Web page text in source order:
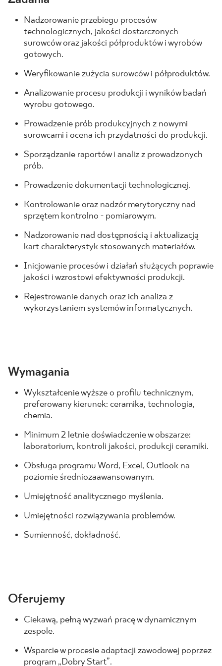
BLOG
GDZIE KUPIĆ
O NAS
KARIERA
MÓJ PROFIL
PL EN SK DE UK RU
Nadzorowanie przebiegu procesów
technologicznych, jakości dostarczonych
surowców oraz jakości półproduktów i wyrobów
gotowych.
Weryfikowanie zużycia surowców i półproduktów.
Analizowanie procesu produkcji i wyników badań
wyrobu gotowego.
Prowadzenie prób produkcyjnych z nowymi
surowcami i ocena ich przydatności do produkcji.
Sporządzanie raportów i analiz z prowadzonych
prób.
Prowadzenie dokumentacji technologicznej.
Kontrolowanie oraz nadzór merytoryczny nad
sprzętem kontrolno - pomiarowym.
Nadzorowanie nad dostępnością i aktualizacją
kart charakterystyk stosowanych materiałów.
Inicjowanie procesów i działań służących poprawie
jakości i wzrostowi efektywności produkcji.
Rejestrowanie danych oraz ich analiza z
wykorzystaniem systemów informatycznych.
Wymagania
Wykształcenie wyższe o profilu technicznym,
preferowany kierunek: ceramika, technologia,
chemia.
Minimum 2 letnie doświadczenie w obszarze:
laboratorium, kontroli jakości, produkcji ceramiki.
Obsługa programu Word, Excel, Outlook na
poziomie średniozaawansowanym.
Umiejętność analitycznego myślenia.
Umiejętności rozwiązywania problemów.
Sumienność, dokładność.
Oferujemy
Ciekawą, pełną wyzwań pracę w dynamicznym
zespole.
Wsparcie w procesie adaptacji zawodowej poprzez
program „Dobry Start”.